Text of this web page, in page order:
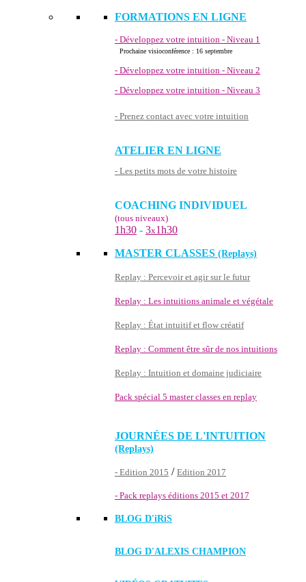
FORMATIONS EN LIGNE
- Développez votre intuition - Niveau 1
Prochaine visioconférence : 16 septembre
- Développez votre intuition - Niveau 2
- Développez votre intuition - Niveau 3
- Prenez contact avec votre intuition
ATELIER EN LIGNE
- Les petits mots de votre histoire
COACHING INDIVIDUEL
(tous niveaux)
1h30 - 3x1h30
MASTER CLASSES (Replays)
Replay : Percevoir et agir sur le futur
Replay : Les intuitions animale et végétale
Replay : État intuitif et flow créatif
Replay : Comment être sûr de nos intuitions
Replay : Intuition et domaine judiciaire
Pack spécial 5 master classes en replay
JOURNÉES DE L'INTUITION
(Replays)
- Edition 2015 / Edition 2017
- Pack replays éditions 2015 et 2017
BLOG D'iRiS
BLOG D'ALEXIS CHAMPION